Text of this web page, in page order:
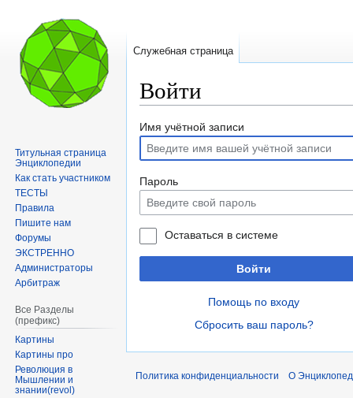
Войти
Перейти
навигации
Перейти
поиску
Имя учётной записи
Пароль
Оставаться в системе
Войти
Помощь по входу
Сбросить ваш пароль?
Служебная страница
Титульная страница
Энциклопедии
Как стать участником
ТЕСТЫ
Правила
Пишите нам
Форумы
ЭКСТРЕННО
Администраторы
Арбитраж
Все Разделы
(префикс)
Картины
Картины про
Революция в
Мышлении и
знании(revol)
Политика конфиденциальности О